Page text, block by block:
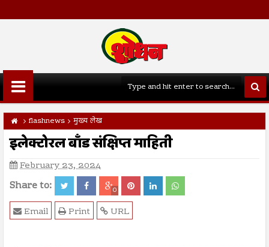
flashnews मुख्य लेख
इलेक्टोरल बाँड संक्षिप्त माहिती
February 23, 2024
Share to: 0
URL
Print
Email